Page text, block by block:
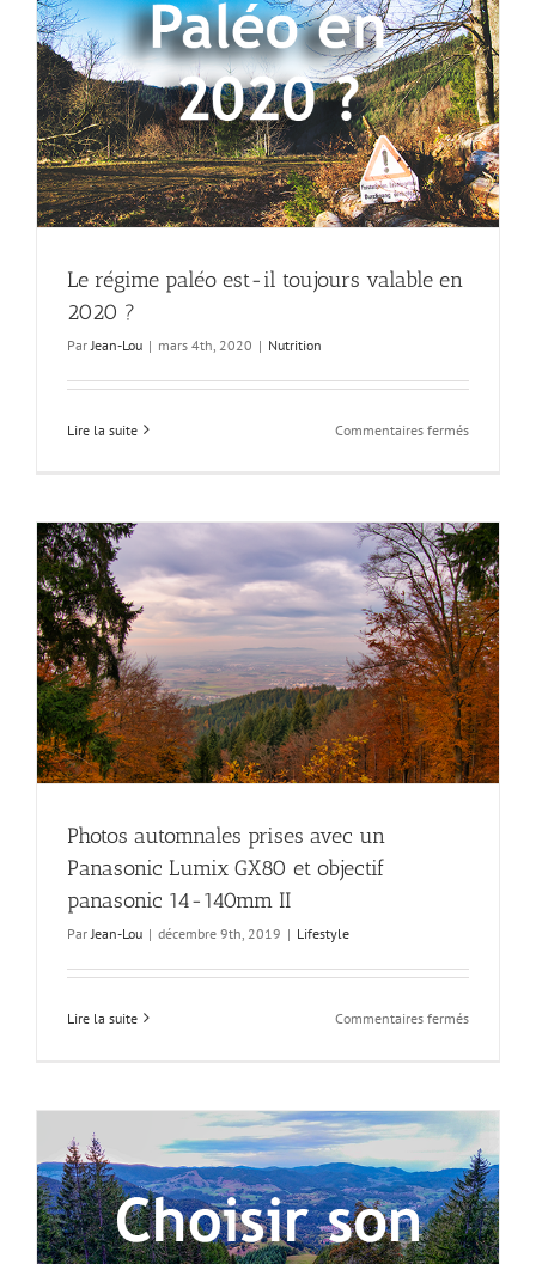
d’April
Murray
Le régime paléo est-il toujours valable en
2020 ?
Par Jean-Lou | mars 4th, 2020 | Nutrition
Lire la suite Commentaires ferméssur
il
toujours
valable
en
2020
?
Photos automnales prises avec un
Panasonic Lumix GX80 et objectif
panasonic 14-140mm II
Par Jean-Lou | décembre 9th, 2019 | Lifestyle
Lire la suite Commentaires ferméssur
un
Panasonic
Lumix
GX80
et
objectif
panasonic